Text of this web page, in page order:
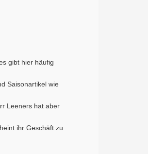
gibt hier häufig
Saisonartikel wie
Leeners hat aber
ihr Geschäft zu